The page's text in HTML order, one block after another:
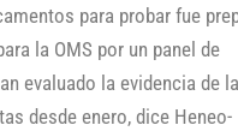
para probar fue
la OMS por un panel de
evaluado la evidencia de
desde enero, dice Heneo-